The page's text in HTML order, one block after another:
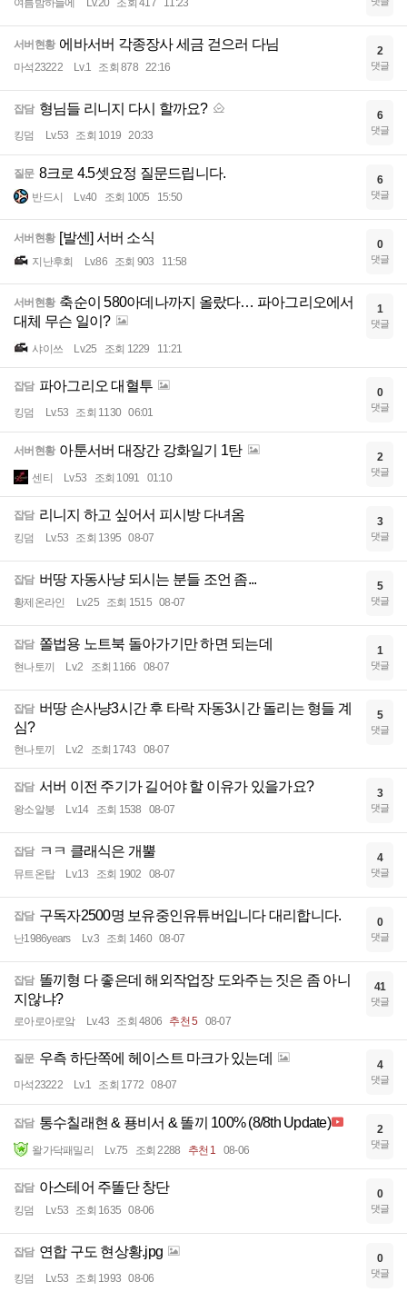
여름밤하늘에 Lv.20 조회 417 11:23
서버현황 에바서버 각종장사 세금 걷으러 다님
마석23222 Lv.1 조회 878 22:16
2
댓글
잡담 형님들 리니지 다시 할까요?
킹덤 Lv.53 조회 1019 20:33
6
댓글
질문 8크로 4.5셋요정 질문드립니다.
반드시 Lv.40 조회 1005 15:50
6
댓글
서버현황 [발센] 서버 소식
지난후회 Lv.86 조회 903 11:58
0
댓글
서버현황 축순이 580아데나까지 올랐다… 파아그리오에서
대체 무슨 일이?
샤이쓰 Lv.25 조회 1229 11:21
1
댓글
잡담 파아그리오 대혈투
킹덤 Lv.53 조회 1130 06:01
0
댓글
서버현황 아툰서버 대장간 강화일기 1탄
센티 Lv.53 조회 1091 01:10
2
댓글
잡담 리니지 하고 싶어서 피시방 다녀옴
킹덤 Lv.53 조회 1395 08-07
3
댓글
잡담 버땅 자동사냥 되시는 분들 조언 좀...
황제온라인 Lv.25 조회 1515 08-07
5
댓글
잡담 쫄법용 노트북 돌아가기만 하면 되는데
현나토끼 Lv.2 조회 1166 08-07
1
댓글
잡담 버땅 손사냥3시간 후 타락 자동3시간 돌리는 형들 계
심?
현나토끼 Lv.2 조회 1743 08-07
5
댓글
잡담 서버 이전 주기가 길어야 할 이유가 있을가요?
왕소알붕 Lv.14 조회 1538 08-07
3
댓글
잡담 ㅋㅋ 클래식은 개뿔
뮤트온탑 Lv.13 조회 1902 08-07
4
댓글
잡담 구독자2500명 보유중인유튜버입니다 대리합니다.
난1986years Lv.3 조회 1460 08-07
0
댓글
잡담 똘끼형 다 좋은데 해외작업장 도와주는 짓은 좀 아니
지않냐?
로아로아로앜 Lv.43 조회 4806 추천 5 08-07
41
댓글
질문 우측 하단쪽에 헤이스트 마크가 있는데
마석23222 Lv.1 조회 1772 08-07
4
댓글
잡담 통수칠래현 & 푱비서 & 똘끼 100% (8/8th Update)
왈가닥패밀리 Lv.75 조회 2288 추천 1 08-06
2
댓글
잡담 아스테어 주똘단 창단
킹덤 Lv.53 조회 1635 08-06
0
댓글
잡담 연합 구도 현상황.jpg
킹덤 Lv.53 조회 1993 08-06
0
댓글